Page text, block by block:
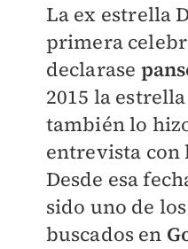
La ex estrella
primera
declarase
2015 la
también lo
entrevista con
Desde esa
sido uno de
buscados en